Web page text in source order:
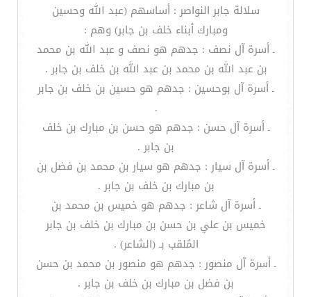
سلالة جابر النواصر : أساسهم (عبد الله وحسين
ومبارك أبناء خلف بن جابر) وهم :
ـ أسرة آل نصف : جدهم هو نصف و عبد الله بن محمد
بن عبد الله بن محمد بن عبد الله بن خلف بن جابر .
ـ أسرة آل بوحسين : جدهم هو حسين بن خلف بن جابر
.
ـ أسرة آل حسن : جدهم هو حسن بن مبارك بن خلف
بن جابر .
ـ أسرة آل سيار : جدهم هو سيار بن محمد بن فضل بن
بن مبارك بن خلف بن جابر .
ـ أسرة آل شاعر : جدهم هو خميس بن محمد بن
خميس بن علي بن حسن بن مبارك بن خلف بن جابر
المُلقب بـ (الشاعر) .
ـ أسرة آل منصور : جدهم هو منصور بن محمد بن حسن
بن فضل بن مبارك بن خلف بن جابر .